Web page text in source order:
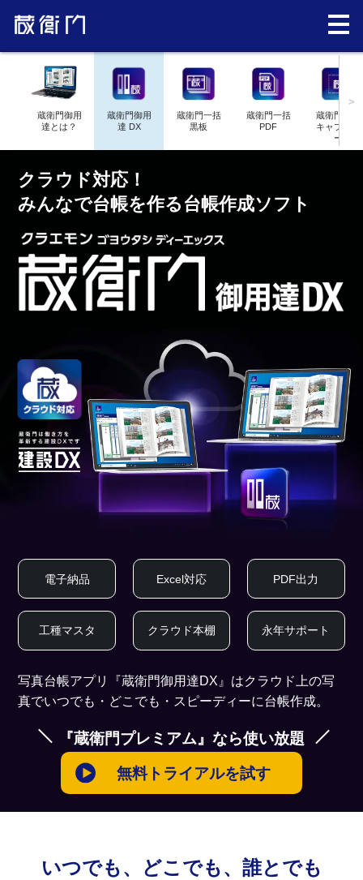
蔵衛門御用
達とは？
蔵衛門御用
達 DX
蔵衛門一括
黒板
蔵衛門一括
PDF
蔵衛門図面
キャプチャ
ー
>
クラウド対応！
みんなで台帳を作る台帳作成ソフト
電子納品 Excel対応 PDF出力
工種マスタ クラウド本棚 永年サポート
写真台帳アプリ『蔵衛門御用達DX』はクラウド上の写
真でいつでも・どこでも・スピーディーに台帳作成。
『蔵衛門プレミアム』なら使い放題
無料トライアルを試す
いつでも、どこでも、誰とでも